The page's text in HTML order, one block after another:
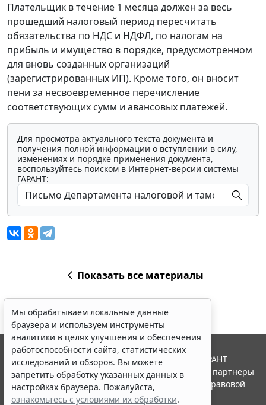
Плательщик в течение 1 месяца должен за весь
прошедший налоговый период пересчитать
обязательства по НДС и НДФЛ, по налогам на
прибыль и имущество в порядке, предусмотренном
для вновь созданных организаций
(зарегистрированных ИП). Кроме того, он вносит
пени за несвоевременное перечисление
соответствующих сумм и авансовых платежей.
Для просмотра актуального текста документа и
получения полной информации о вступлении в силу,
изменениях и порядке применения документа,
воспользуйтесь поиском в Интернет-версии системы
ГАРАНТ:
Показать все материалы
Мы обрабатываем локальные данные
браузера и используем инструменты
аналитики в целях улучшения и обеспечения
работоспособности сайта, статистических
исследований и обзоров. Вы можете
запретить обработку указанных данных в
настройках браузера. Пожалуйста,
ознакомьтесь с условиями их обработки.
© ООО "НПП "ГАРАНТ-СЕРВИС", 2026. Система ГАРАНТ
выпускается с 1990 года. Компания "Гарант" и ее партнеры
являются участниками Российской ассоциации правовой
информации ГАРАНТ.